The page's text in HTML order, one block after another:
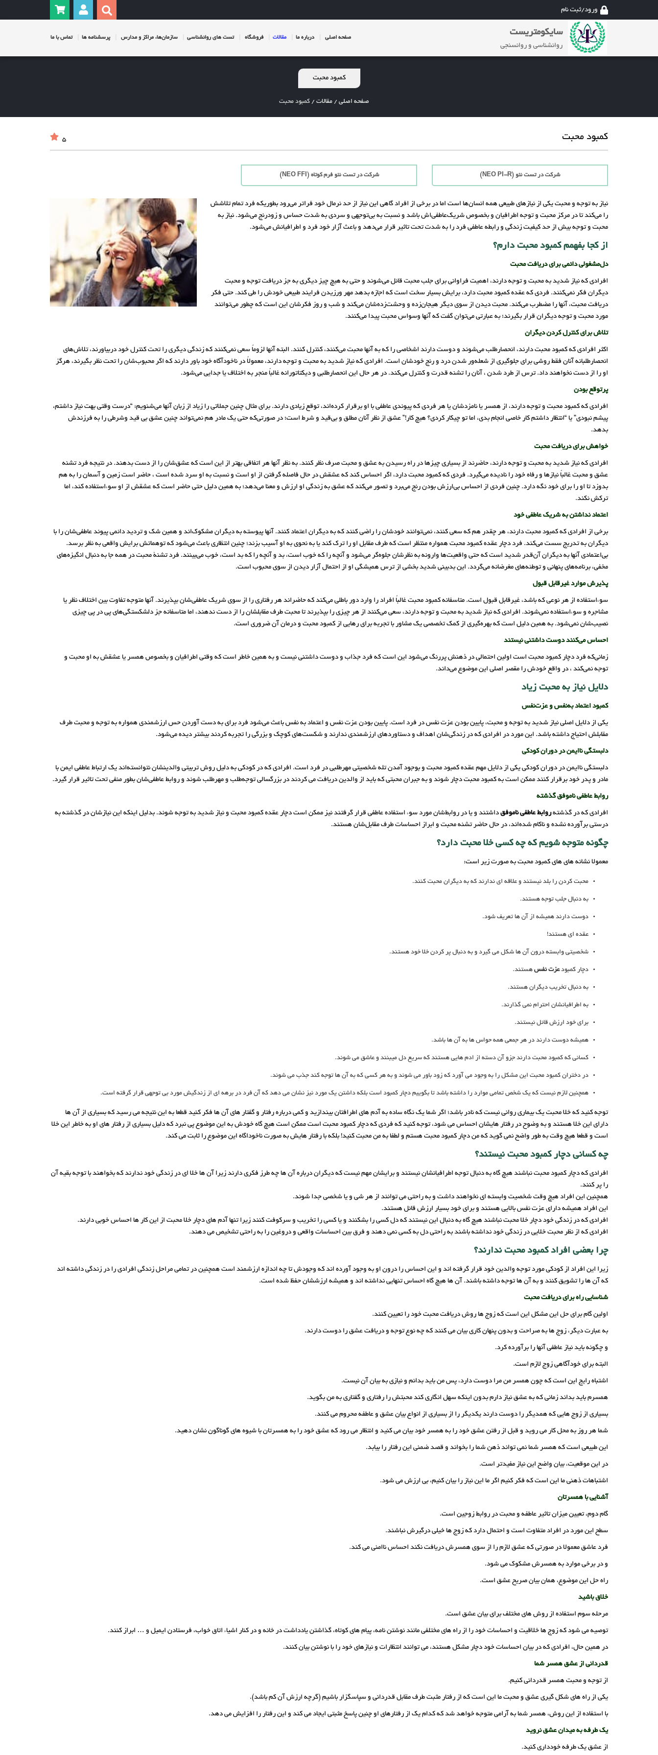
ورود/ثبت نام
سایکومتریست
روانشناسی و روانسنجی
صفحه اصلی درباره ما مقالات فروشگاه تست های روانشناسی سازمان‌ها، مراکز و مدارس پرسشنامه ها تماس با ما
کمبود محبت
صفحه اصلی / مقالات / کمبود محبت
کمبود محبت 5
شرکت در تست نئو (NEO PI-R) شرکت در تست نئو فرم کوتاه (NEO FFI)
نیاز به توجه و محبت یکی از نیازهای طبیعی همه انسان‌‌ها است اما در برخی از افراد گاهی این نیاز از حد نرمال خود فراتر می‌رود بطوریکه فرد تمام تلاشش
را می‌کند تا در مرکز محبت و توجه اطرافیان و بخصوص شریک‌عاطفی‌اش باشد و نسبت به بی‌توجهی و سردی به شدت حساس و زودرنج می‌شود. نیاز به
محبت و توجه بیش از حد کیفیت زندگی و رابطه عاطفی فرد را به شدت تحت تاثیر قرار می‌دهد و باعث آزار خود فرد و اطرافیانش می‌شود.
از کجا بفهمم کمبود محبت دارم؟
دل‌مشغولی دائمی برای دریافت محبت
افرادی که نیاز شدید به محبت و توجه دارند، اهمیت فراوانی برای جلب محبت قائل می‌شوند و حتی به هیچ چیز دیگری به جز دریافت توجه و محبت
دیگران فکر نمی‌کنند. فردی که عقده کمبود محبت دارد، برایش بسیار سخت است که اجازه بدهد مهر ورزیدن فرایند طبیعی خودش را طی کند. حتی فکر
دریافت محبت، آنها را مضطرب می‌کند. محبت دیدن از سوی دیگر هیجان‌زده و وحشت‌زده‌شان می‌کند و شب و روز فکرشان این است که چطور می‌توانند
مورد محبت و توجه دیگران قرار بگیرند؛ به عبارتی می‌توان گفت که آنها وسواس محبت پیدا می‌کنند.
تلاش برای کنترل کردن دیگران
اکثر افرادی که کمبود محبت دارند، انحصارطلب می‌شوند و دوست دارند اشخاصی را که به آنها محبت می‌کنند، کنترل کنند. البته آنها لزوماً سعی نمی‌کنند که زندگی دیگری را تحت کنترل خود دربیاورند، تلاش‌های
انحصارطلبانه آنان فقط روشی برای جلوگیری از شعله‌ور شدن درد و رنج خودشان است. افرادی که نیاز شدید به محبت و توجه دارند، معمولاً در ناخودآگاه خود باور دارند که اگر محبوب‌شان را تحت نظر بگیرند، هرگز
او را از دست نخواهند داد. ترس از طرد شدن ، آنان را تشنه قدرت و کنترل می‌کند. در هر حال این انحصارطلبی و دیکتاتورانه غالباً منجر به اختلاف یا جدایی می‌شود.
پرتوقع بودن
افرادی که کمبود محبت و توجه دارند، از همسر یا نامزدشان یا هر فردی که پیوندی عاطفی با او برقرار کرده‌اند، توقع زیادی دارند. برای مثال چنین جملاتی را زیاد از زبان آنها می‌شنویم: “درست وقتی بهت نیاز داشتم،
پیشم نبودی” یا “انتظار داشتم کار خاصی انجام بدی، اما تو چیکار کردی؟ هیچ کار!” عشق از نظر آنان مطلق و بی‌قید و شرط است؛ در صورتی‌که حتی یک مادر هم نمی‌تواند چنین عشق بی قید وشرطی را به فرزندش
بدهد.
خواهش برای دریافت محبت
افرادی که نیاز شدید به محبت و توجه دارند، حاضرند از بسیاری چیزها در راه رسیدن به عشق و محبت صرف نظر کنند. به نظر آنها هر اتفاقی بهتر از این است که عشق‌شان را از دست بدهند. در نتیجه فرد تشنه
عشق و محبت غالباً نیازها و رفاه خود را نادیده می‌گیرد. فردی که کمبود محبت دارد، اگر احساس کند که عشقش در حال فاصله گرفتن از او است و نسبت به او سرد شده است ، حاضر است زمین و آسمان را به هم
بدوزد تا او را برای خود نگه دارد. چنین فردی از احساس بی‌ارزش بودن رنج می‌برد و تصور می‌کند که عشق به زندگی او ارزش و معنا می‌دهد؛ به همین دلیل حتی حاضر است که عشقش از او سوءاستفاده کند، اما
ترکش نکند.
اعتماد نداشتن به شریک عاطفی خود
برخی از افرادی که کمبود محبت دارند، هر چقدر هم که سعی کنند، نمی‌توانند خودشان را راضی کنند که به دیگران اعتماد کنند. آنها پیوسته به دیگران مشکوک‌اند و همین شک و تردید دائمی پیوند عاطفی‌شان را با
دیگران به تدریج سست می‌کند. فرد دچار عقده کمبود محبت همواره منتظر است که طرف مقابل او را ترک کند یا به نحوی به او آسیب بزند؛ چنین انتظاری باعث می‌شود که توهماتش برایش واقعی به نظر برسد.
بی‌اعتمادی آنها به دیگران آن‌قدر شدید است که حتی واقعیت‌ها وارونه به نظرشان جلوه‌گر می‌شود و آنچه را که خوب است، بد و آنچه را که بد است، خوب می‌بینند. فرد تشنۀ محبت در همه جا به دنبال انگیزه‌های
مخفی، برنامه‌های پنهانی و توطئه‌های مغرضانه می‌گردد. این بدبینی شدید بخشی از ترس همیشگی‌ او از احتمال آزار دیدن از سوی محبوب است.
پذیرش موارد غیرقابل قبول
سوءاستفاده از هر نوعی که باشد، غیرقابل قبول است. متاسفانه کمبود محبت غالباً افراد را وارد دور باطلی می‌کند که حاضراند هر رفتاری را از سوی شریک عاطفی‌شان بپذیرند. آنها متوجه تفاوت بین اختلاف نظر یا
مشاجره و سوءاستفاده نمی‌شوند. افرادی که نیاز شدید به محبت و توجه دارند، سعی می‌کنند از هر چیزی را بپذیرند تا محبت طرف مقابلشان را از دست ندهند، اما متاسفانه جز دلشکستگی‌های پی در پی چیزی
نصیب‌شان نمی‌شود. به همین دلیل است که بهره‌گیری از کمک تخصصی یک مشاور با تجربه برای رهایی از کمبود محبت و درمان آن ضروری است.
احساس می‌کنند دوست داشتنی نیستند
زمانی‌که فرد دچار کمبود محبت است اولین احتمالی در ذهنش پررنگ می‌شود این است که فرد جذاب و دوست داشتنی نیست و به همین خاطر است که وقتی اطرافیان و بخصوص همسر یا عشقش به او محبت و
توجه نمی‌کند ، در واقع خودش را مقصر اصلی این موضوع می‌داند.
دلایل نیاز به محبت زیاد
کمبود اعتماد به‌نفس و عزت‌نفس
یکی از دلایل اصلی نیاز شدید به توجه و محبت، پایین بودن عزت نفس در فرد است. پایین بودن عزت نفس و اعتماد به نفس باعث می‌شود فرد برای به دست آوردن حس ارزشمندی همواره به توجه و محبت طرف
مقابلش احتیاج داشته باشد. این مورد در افرادی که در زندگی‌شان اهداف و دستاورد‌های ارزشمندی ندارند و شکست‌های کوچک و بزرگی را تجربه کردند بیشتر دیده می‌شود.
دلبستگی نا‌ایمن در دوران کودکی
دلبستگی نا‌ایمن در دوران کودکی یکی از دلایل مهم عقده کمبود محبت و بوجود آمدن تله شخصیتی مهرطلبی در فرد است. افرادی که در کودکی به دلیل روش تربیتی والدینشان نتوانسته‌اند یک ارتباط عاطفی ایمن با
مادر و پدر خود برقرار کنند ممکن است به کمبود محبت دچار شوند و به جبران محبتی که باید از والدین دریافت می کردند در بزرگسالی توجه‌طلب و مهر‌طلب شوند و روابط عاطفی‌شان بطور منفی تحت تاثیر قرار گیرد.
روابط عاطفی ناموفق گذشته
افرادی که در گذشتهروابط عاطفی ناموفق داشتند و یا در روابط‌شان مورد سوء استفاده عاطفی قرار گرفتند نیز ممکن است دچار عقده کمبود محبت و نیاز شدید به توجه شوند. بدلیل اینکه این نیازشان در گذشته به
درستی برآورده نشده و ناکام شده‌اند، در حال حاضر تشنه محبت و ابراز احساسات طرف مقابل‌شان هستند.
چگونه متوجه شویم که چه کسی خلا محبت دارد؟
معمولا نشانه های های کمبود محبت به صورت زیر است:
محبت کردن را بلد نیستند و علاقه ای ندارند که به دیگران محبت کنند.
به دنبال جلب توجه هستند.
دوست دارند همیشه از آن ها تعریف شود.
عقده ای هستند!
شخصیتی وابسته درون آن ها شکل می گیرد و به دنبال پر کردن خلا خود هستند.
دچار کمبودعزت نفس هستند.
به دنبال تخریب دیگران هستند.
به اطرافیانشان احترام نمی گذارند.
برای خود ارزش قائل نیستند.
همیشه دوست دارند در هر جمعی همه حواس ها به آن ها باشد.
کسانی که کمبود محبت دارند جزو آن دسته از ادم هایی هستند که سریع دل میبنند و عاشق می شوند.
در دختران کمبود محبت این مشکل را به وجود می آورد که زود باور می شوند و به هر کسی که به آن ها توجه کند جذب می شوند.
همچنین لازم نیست که یک شخص تمامی موارد را داشته باشد تا بگوییم دچار کمبود است بلکه داشتن یک مورد نیز نشان می دهد که آن فرد در برهه ای از زندگیش مورد بی توجهی قرار گرفته است.
توجه کنید که خلا محبت یک بیماری روانی نیست که نادر باشد؛ اگر شما یک نگاه ساده به آدم های اطرافتان بیندازید و کمی درباره رفتار و گفتار های آن ها فکر کنید قطعا به این نتیجه می رسید که بسیاری از آن ها
دارای این خلا هستند و به وضوح در رفتار هایشان احساس می شود، توجه کنید که فردی که دچار کمبود محبت است ممکن است هیچ گاه خودش به این موضوع پی نبرد که دلیل بسیاری از رفتار های او به خاطر این خلا
است و قطعا هیچ وقت به طور واضح نمی گوید که من دچار کمبود محبت هستم و لطفا به من محبت کنید! بلکه با رفتار هایش به صورت ناخوداگاه این موضوع را ثابت می کند.
چه کسانی دچار کمبود محبت نیستند؟
افرادی که دچار کمبود محبت نباشند هیچ گاه به دنبال توجه اطرافیانشان نیستند و برایشان مهم نیست که دیگران درباره آن ها چه طرز فکری دارند زیرا آن ها خلا ای در زندگی خود ندارند که بخواهند با توجه بقیه آن
را پر کنند.
همچنین این افراد هیچ وقت شخصیت وابسته ای نخواهند داشت و به راحتی می توانند از هر شی و یا شخصی جدا شوند.
این افراد همیشه دارای عزت نفس بالایی هستند و برای خود بسیار ارزش قائل هستند.
افرادی که در زندگی خود دچار خلا محبت نباشند هیچ گاه به دنبال این نیستند که دل کسی را بشکنند و یا کسی را تخریب و سرکوفت کنند زیرا تنها آدم های دچار خلا محبت از این کار ها احساس خوبی دارند.
افرادی که از نظر محبت خلایی در زندگی خود نداشته باشند به راحتی دل به کسی نمی دهند و فرق بین احساسات واقعی و دروغین را به راحتی تشخیص می دهند.
چرا بعضی افراد کمبود محبت ندارند؟
زیرا این افراد از کودکی مورد توجه والدین خود قرار گرفته اند و این احساس را درون او به وجود آورده اند که وجودش تا چه اندازه ارزشمند است همچنین در تمامی مراحل زندگی افرادی را در زندگی داشته اند
که آن ها را تشویق کنند و به آن ها توجه داشته باشند. آن ها هیچ گاه احساس تنهایی نداشته اند و همیشه ارزششان حفظ شده است.
شناسایی راه برای دریافت محبت
اولین گام برای حل این مشکل این است که زوج ها روش دریافت محبت خود را تعیین کنند.
به عبارت دیگر، زوج ها به صراحت و بدون پنهان کاری بیان می کنند که چه نوع توجه و دریافت عشق را دوست دارند.
و چگونه باید نیاز عاطفی آنها را برآورده کرد.
البته برای خودآگاهی زوج لازم است.
اشتباه رایج این است که چون همسر من مرا دوست دارد، پس من باید بدانم و نیازی به بیان آن نیست.
همسرم باید بداند زمانی که به عشق نیاز دارم بدون اینکه سهل انگاری کند محبتش را رفتاری و گفتاری به من بگوید.
بسیاری از زوج هایی که همدیگر را دوست دارند یکدیگر را از بسیاری از انواع بیان عشق و عاطفه محروم می کنند.
شما هر روز به محل کار می روید و قبل از رفتن عشق خود را به همسر خود بیان می کنید و انتظار می رود که عشق خود را به همسرتان با شیوه های گوناگون نشان دهید.
این طبیعی است که همسر شما نمی تواند ذهن شما را بخواند و قصد ضمنی این رفتار را بیابد.
در این موقعیت، بیان واضح این نیاز مفیدتر است.
اشتباهات ذهنی ما این است که فکر کنیم اگر ما این نیاز را بیان کنیم، بی ارزش می شود.
آشنایی با همسرتان
گام دوم، تعیین میزان تاثیر عاطفه و محبت در روابط زوجین است.
سطح این مورد در افراد متفاوت است و احتمال دارد که زوج ها خیلی درگیرش نباشند.
فرد عاشق معمولا در صورتی که عشق لازم را از سوی همسرش دریافت نکند احساس ناامنی می کند.
و در برخی موارد به همسرش مشکوک می شود.
راه حل این موضوع، همان بیان صریح عشق است.
خلاق باشید
مرحله سوم استفاده از روش های مختلف برای بیان عشق است.
توصیه می شود که زوج ها خلاقیت و احساسات خود را از راه های مختلفی مانند نوشتن نامه، پیام های کوتاه، گذاشتن یادداشت در خانه و در کنار اشیاء اتاق خواب، فرستادن ایمیل و … ابراز کنند.
در همین حال، افرادی که در بیان احساسات خود دچار مشکل هستند، می توانند انتظارات و نیازهای خود را با نوشتن بیان کنند.
قدردانی از عشق همسر شما
از توجه و محبت همسر قدردانی کنیم.
یکی از راه های شکل گیری عشق و محبت ما این است که از رفتار مثبت طرف مقابل قدردانی و سپاسگزار باشیم (گرچه ارزش آن کم باشد).
با استفاده از این روش، همسر شما به آرامی متوجه خواهد شد که کدام یک از رفتارهای او چنین پاسخ مثبتی ایجاد می کند و این رفتار را افزایش می دهد.
یک طرفه به میدان عشق نروید
از عشق یک طرفه خودداری کنید.